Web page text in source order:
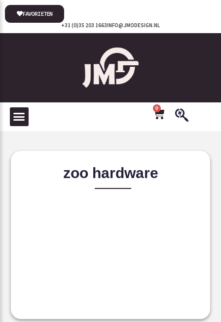
INFO@JMODESIGN.NL
+31 (0)35 203 1663
FAVORIETEN
0
zoo hardware